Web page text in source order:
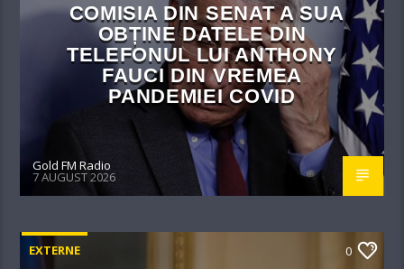
COMISIA DIN SENAT A SUA
OBȚINE DATELE DIN
TELEFONUL LUI ANTHONY
FAUCI DIN VREMEA
PANDEMIEI COVID
Gold FM Radio
7 AUGUST 2026
EXTERNE 0